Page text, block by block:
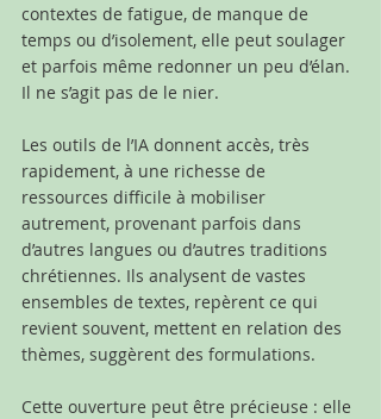
contextes de fatigue, de manque de
temps ou d’isolement, elle peut soulager
et parfois même redonner un peu d’élan.
Il ne s’agit pas de le nier.
Les outils de l’IA donnent accès, très
rapidement, à une richesse de
ressources difficile à mobiliser
autrement, provenant parfois dans
d’autres langues ou d’autres traditions
chrétiennes. Ils analysent de vastes
ensembles de textes, repèrent ce qui
revient souvent, mettent en relation des
thèmes, suggèrent des formulations.
Cette ouverture peut être précieuse : elle